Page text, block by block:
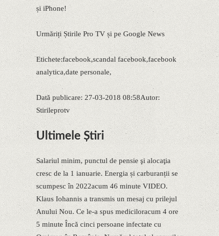
și iPhone!
Urmăriți Știrile Pro TV și pe Google News
Etichete:facebook,scandal facebook,facebook
analytica,date personale,
Dată publicare: 27-03-2018 08:58Autor:
Stirileprotv
Ultimele Știri
Salariul minim, punctul de pensie şi alocaţia
cresc de la 1 ianuarie. Energia și carburanții se
scumpesc în 2022acum 46 minute VIDEO.
Klaus Iohannis a transmis un mesaj cu prilejul
Anului Nou. Ce le-a spus mediciloracum 4 ore
5 minute Încă cinci persoane infectate cu